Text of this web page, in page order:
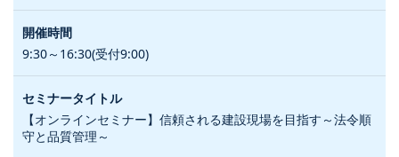
9:30～16:30(受付9:00)
【オンラインセミナー】信頼される建設現場を目指す～法令順
守と品質管理～